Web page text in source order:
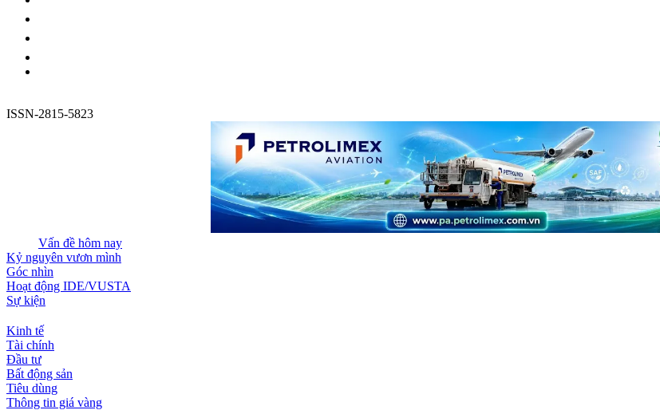
ISSN-2815-5823
Vấn đề hôm nay
Kỷ nguyên vươn mình
Góc nhìn
Hoạt động IDE/VUSTA
Sự kiện
Kinh tế
Tài chính
Đầu tư
Bất động sản
Tiêu dùng
Thông tin giá vàng